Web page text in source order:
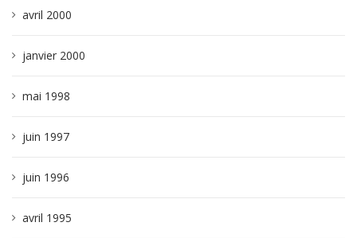
avril 2000
janvier 2000
mai 1998
juin 1997
juin 1996
avril 1995